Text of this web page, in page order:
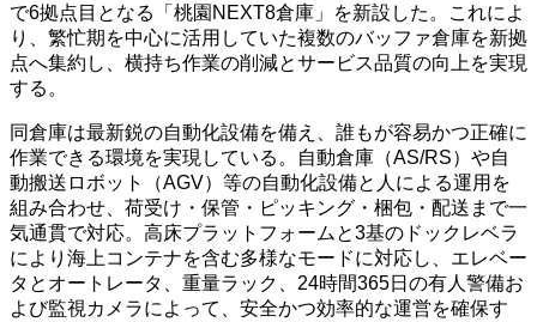
で6拠点目となる「桃園NEXT8倉庫」を新設した。これによ
り、繁忙期を中心に活用していた複数のバッファ倉庫を新拠
点へ集約し、横持ち作業の削減とサービス品質の向上を実現
する。
同倉庫は最新鋭の自動化設備を備え、誰もが容易かつ正確に
作業できる環境を実現している。自動倉庫（AS/RS）や自
動搬送ロボット（AGV）等の自動化設備と人による運用を
組み合わせ、荷受け・保管・ピッキング・梱包・配送まで一
気通貫で対応。高床プラットフォームと3基のドックレベラ
により海上コンテナを含む多様なモードに対応し、エレベー
タとオートレータ、重量ラック、24時間365日の有人警備お
よび監視カメラによって、安全かつ効率的な運営を確保す